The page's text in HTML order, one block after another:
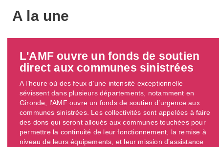
A la une
L'AMF ouvre un fonds de soutien
direct aux communes sinistrées
A l’heure où des feux d’une intensité exceptionnelle
sévissent dans plusieurs départements, notamment en
Gironde, l’AMF ouvre un fonds de soutien d’urgence aux
communes sinistrées. Les collectivités sont appelées à faire
des dons qui seront alloués aux communes touchées pour
permettre la continuité de leur fonctionnement, la remise à
niveau de leurs équipements, et leur mission d’assistance